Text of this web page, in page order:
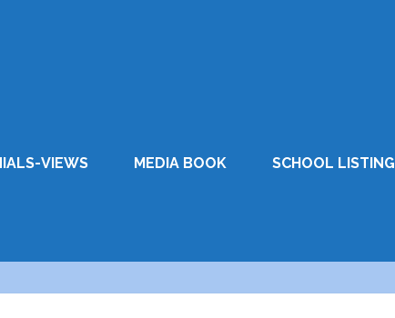
VIEWS MEDIA BOOK SCHOOL LISTING